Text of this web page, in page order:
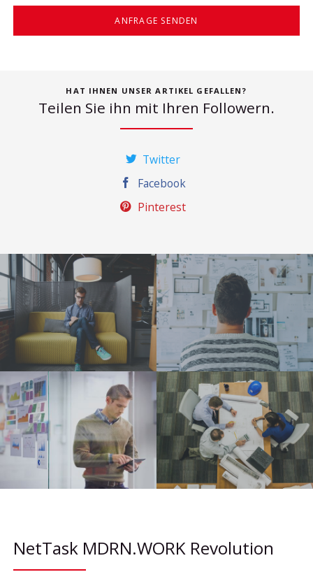
ANFRAGE SENDEN
HAT IHNEN UNSER ARTIKEL GEFALLEN?
Teilen Sie ihn mit Ihren Followern.
Twitter
Facebook
Pinterest
NetTask MDRN.WORK Revolution